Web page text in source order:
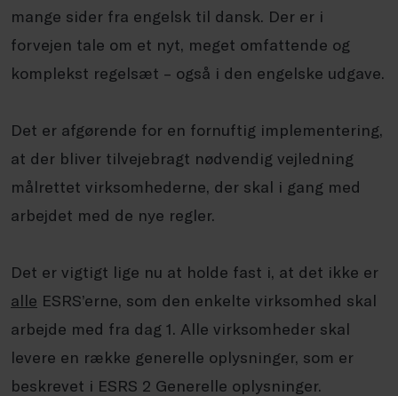
mange sider fra engelsk til dansk. Der er i
forvejen tale om et nyt, meget omfattende og
komplekst regelsæt – også i den engelske udgave.
Det er afgørende for en fornuftig implementering,
at der bliver tilvejebragt nødvendig vejledning
målrettet virksomhederne, der skal i gang med
arbejdet med de nye regler.
Det er vigtigt lige nu at holde fast i, at det ikke er
alle ESRS’erne, som den enkelte virksomhed skal
arbejde med fra dag 1. Alle virksomheder skal
levere en række generelle oplysninger, som er
beskrevet i ESRS 2 Generelle oplysninger.